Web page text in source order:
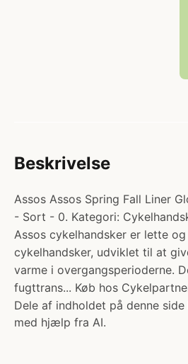
Beskrivelse
Assos Assos Spring Fall Liner
- Sort - 0. Kategori:
Assos cykelhandsker er lette
cykelhandsker, udviklet til at
varme i overgangsperioderne.
fugttrans... Køb hos
Dele af indholdet på denne
med hjælp fra AI.